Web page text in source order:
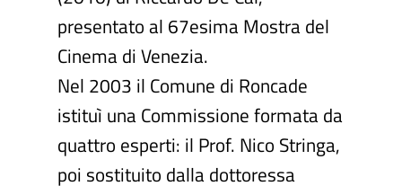
presentato al 67esima Mostra del
Cinema di Venezia.
Nel 2003 il Comune di Roncade
istituì una Commissione formata da
quattro esperti: il Prof. Nico Stringa,
poi sostituito dalla dottoressa